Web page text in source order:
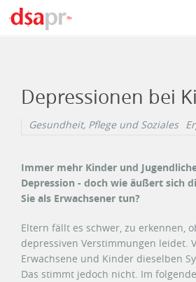
Depressionen bei
Gesundheit, Pflege und Soziales
Immer mehr Kinder und
Depression - doch wie äußert sich
Sie als Erwachsener tun?
Eltern fällt es schwer, zu erkennen,
depressiven Verstimmungen leidet.
Erwachsene und Kinder dieselben
Das stimmt jedoch nicht. Im